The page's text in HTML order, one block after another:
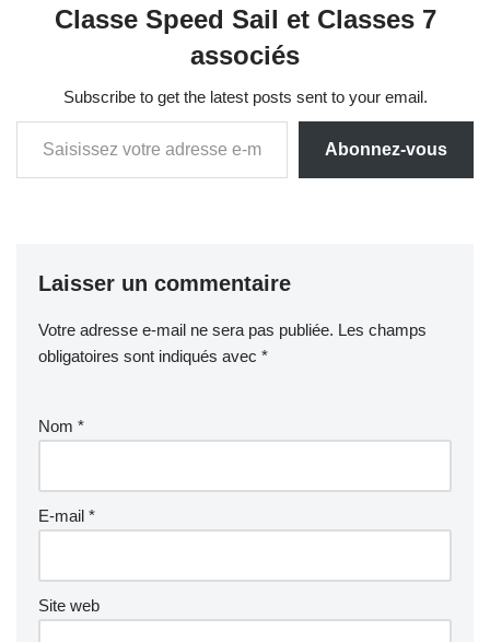
Classe Speed Sail et Classes 7
associés
Subscribe to get the latest posts sent to your email.
Abonnez-vous
Laisser un commentaire
Votre adresse e-mail ne sera pas publiée. Les champs
obligatoires sont indiqués avec *
Nom *
E-mail *
Site web